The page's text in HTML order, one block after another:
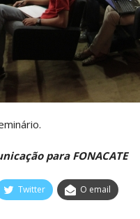
para FONACATE
Twitter O email